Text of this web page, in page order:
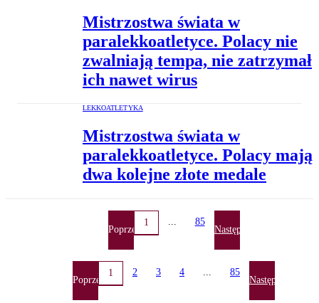
Mistrzostwa świata w
paralekkoatletyce. Polacy nie
zwalniają tempa, nie zatrzymał
ich nawet wirus
LEKKOATLETYKA
Mistrzostwa świata w
paralekkoatletyce. Polacy mają
dwa kolejne złote medale
Poprzednia
1 85
Następna
Poprzednia
1 2 3 4 85
Następna